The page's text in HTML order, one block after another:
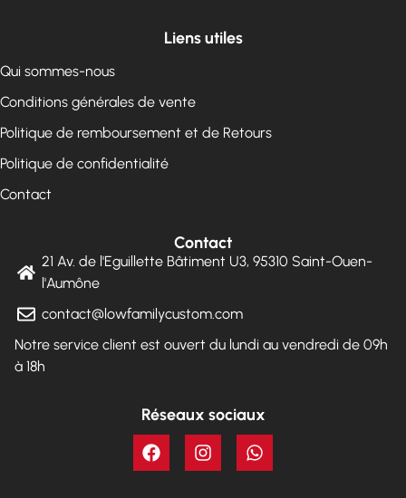
Liens utiles
Qui sommes-nous
Conditions générales de vente
Politique de remboursement et de Retours
Politique de confidentialité
Contact
Contact
21 Av. de l'Eguillette Bâtiment U3, 95310 Saint-Ouen-
l'Aumône
contact@lowfamilycustom.com
Notre service client est ouvert du lundi au vendredi de 09h
à 18h
Réseaux sociaux